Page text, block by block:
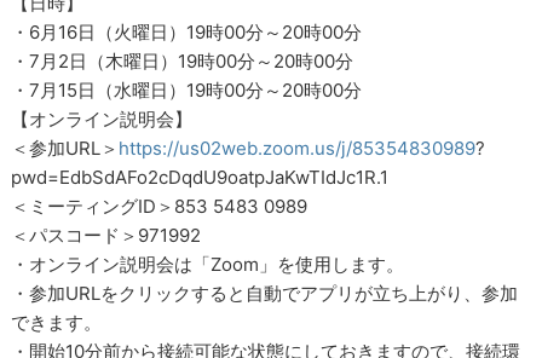
・6月16日（火曜日）19時00分～20時00分
・7月2日（木曜日）19時00分～20時00分
・7月15日（水曜日）19時00分～20時00分
【オンライン説明会】
＜参加URL＞ https://us02web.zoom.us/j/85354830989?
pwd=EdbSdAFo2cDqdU9oatpJaKwTIdJc1R.1
＜ミーティングID＞853 5483 0989
＜パスコード＞971992
・オンライン説明会は「Zoom」を使用します。
・参加URLをクリックすると自動でアプリが立ち上がり、参加
できます。
・開始10分前から接続可能な状態にしておきますので、接続環